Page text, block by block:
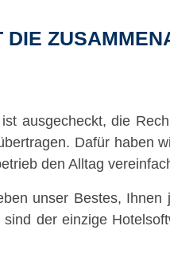
DIE
ausgecheckt, die
Dafür haben
den Alltag
unser Bestes,
der einzige